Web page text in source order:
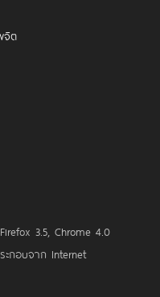
จิต
3.5, Chrome 4.0
กอบจาก Internet